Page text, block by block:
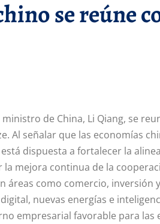
se reúne
de China, Li Qiang, se
Al señalar que las economías
dispuesta a fortalecer la
mejora continua de la
áreas como comercio, inversión
nuevas energías e
empresarial favorable para las